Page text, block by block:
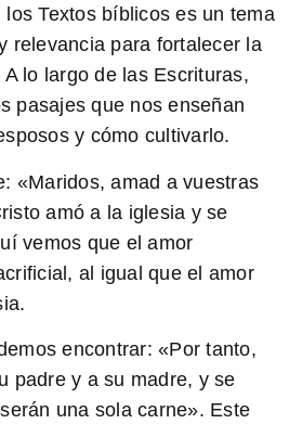
losTextos bíblicos es un tema
relevancia para fortalecer la
lo largo de las Escrituras,
pasajes que nos enseñan
y cómo cultivarlo.
«Maridos,amad a vuestras
amó a la iglesia y se
vemos que el amor
al igual que el amor
encontrar: «Por tanto,
padre y a su madre, y se
una sola carne». Este